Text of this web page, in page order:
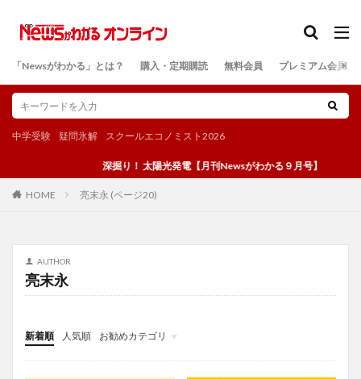
「Newsがわかる」とは？ 購入・定期購読 無料会員 プレミアム会員
中学受験 疑問氷解 スクールエコノミスト2026
深掘り！ 太陽光発電【月刊Newsがわかる９月号】
HOME 亮末永 (ページ20)
AUTHOR
亮末永
新着順 人気順
お勧めカテゴリ
投稿
学び
マンガ
電子書籍
検索